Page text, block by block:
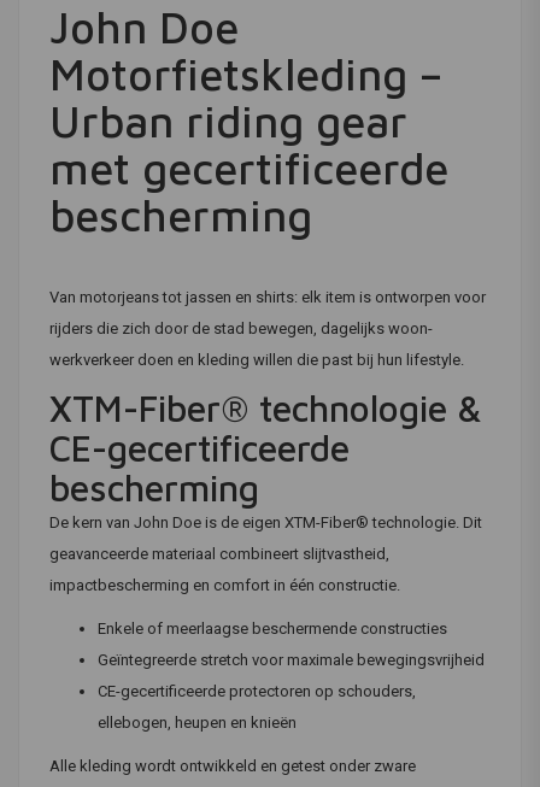
John Doe
Motorfietskleding –
Urban riding gear
met gecertificeerde
bescherming
Van motorjeans tot jassen en shirts: elk item is ontworpen voor
rijders die zich door de stad bewegen, dagelijks woon-
werkverkeer doen en kleding willen die past bij hun lifestyle.
XTM-Fiber® technologie &
CE-gecertificeerde
bescherming
De kern van John Doe is de eigen XTM-Fiber® technologie. Dit
geavanceerde materiaal combineert slijtvastheid,
impactbescherming en comfort in één constructie.
Enkele of meerlaagse beschermende constructies
Geïntegreerde stretch voor maximale bewegingsvrijheid
CE-gecertificeerde protectoren op schouders,
ellebogen, heupen en knieën
Alle kleding wordt ontwikkeld en getest onder zware